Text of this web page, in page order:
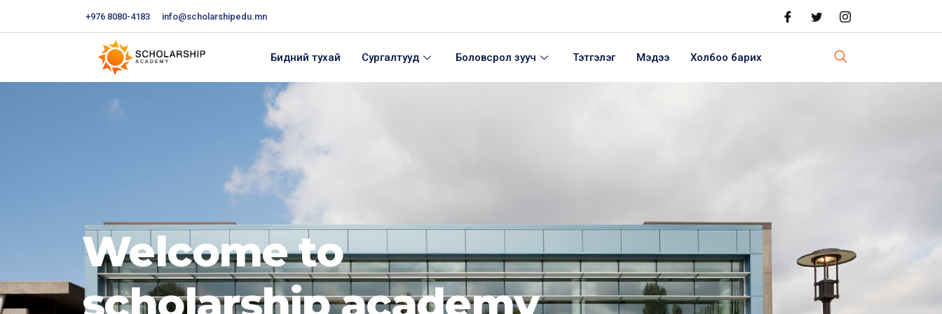
+976 8080-4183 info@scholarshipedu.mn
Бидний тухай Сургалтууд Боловсрол зууч Тэтгэлэг Мэдээ Холбоо барих
Welcome to
scholarship academy